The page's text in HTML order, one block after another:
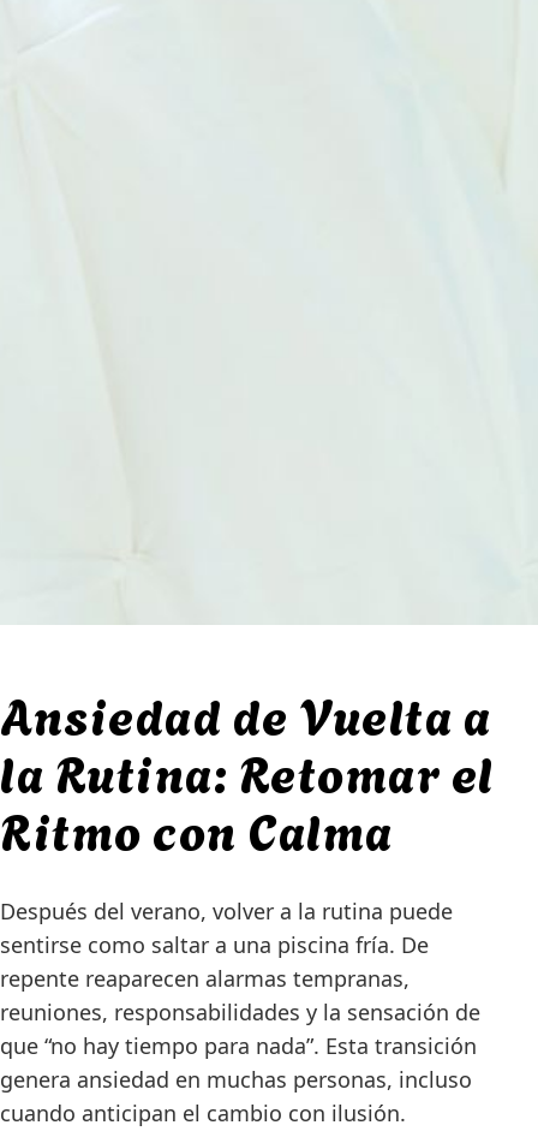
Ansiedad de Vuelta a
la Rutina: Retomar el
Ritmo con Calma
Después del verano, volver a la rutina puede
sentirse como saltar a una piscina fría. De
repente reaparecen alarmas tempranas,
reuniones, responsabilidades y la sensación de
que “no hay tiempo para nada”. Esta transición
genera ansiedad en muchas personas, incluso
cuando anticipan el cambio con ilusión.